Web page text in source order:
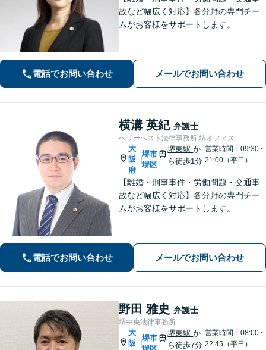
故など幅広く対応】各分野の専門チー
ムがお客様をサポートします。
電話でお問い合わせ メールでお問い合わせ
横溝 英紀 弁護士
ベリーベスト法律事務所 堺オフィス
大
阪
府
|
堺市
堺区
堺東駅か
ら徒歩1分
営業時間：09:30~
21:00（平日）
【離婚・刑事事件・労働問題・交通事
故など幅広く対応】各分野の専門チー
ムがお客様をサポートします。
電話でお問い合わせ メールでお問い合わせ
野田 雅史 弁護士
堺中央法律事務所
大
阪
|
堺市
堺区
堺東駅か
ら徒歩7分
営業時間：08:00~
22:45（平日）